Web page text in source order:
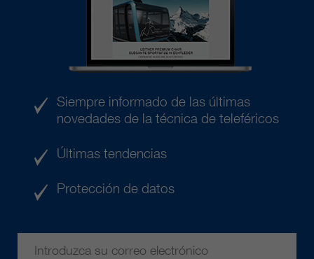
Siempre informado de las últimas
novedades de la técnica de teleféricos
Últimas tendencias
Protección de datos